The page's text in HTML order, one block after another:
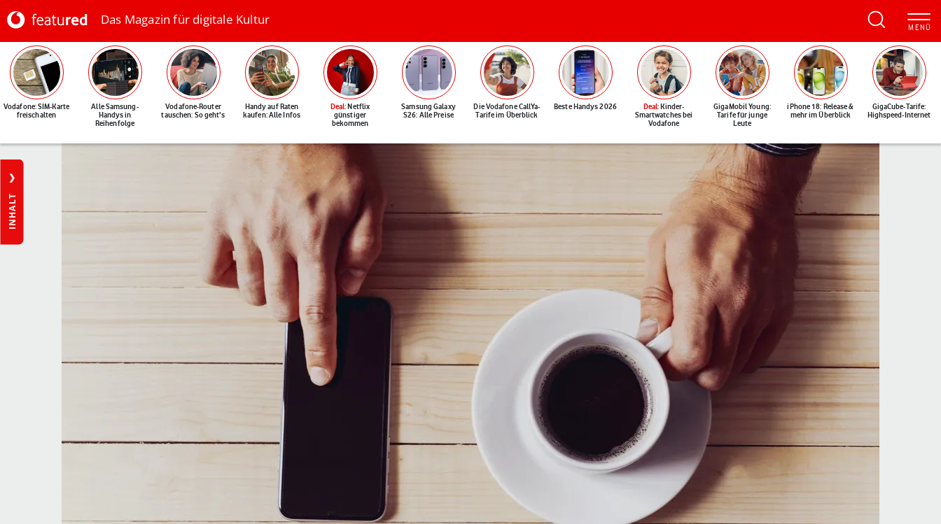
Das Magazin für digitale Kultur
Vodafone: SIM-Karte
freischalten
Alle Samsung-
Handys in
Reihenfolge
Vodafone-Router
tauschen: So geht's
Handy auf Raten
kaufen: Alle Infos
Deal: Netflix
günstiger
bekommen
Samsung Galaxy
S26: Alle Preise
Die Vodafone CallYa-
Tarife im Überblick
Beste Handys 2026 Deal: Kinder-
Smartwatches bei
Vodafone
GigaMobil Young:
Tarife für junge
Leute
iPhone 18: Release &
mehr im Überblick
GigaCube-Tarife:
Highspeed-Internet
INHALT